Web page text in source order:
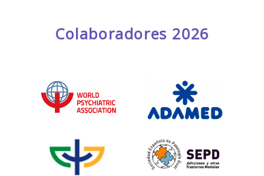
Colaboradores 2026